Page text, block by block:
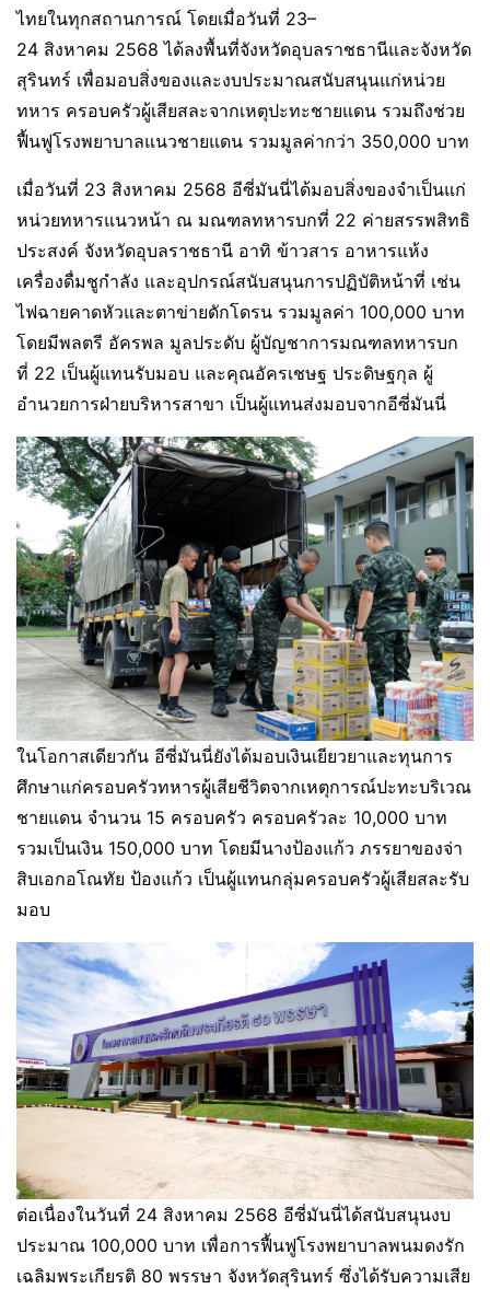
ไทยในทุกสถานการณ์ โดยเมื่อวันที่ 23–
24 สิงหาคม 2568 ได้ลงพื้นที่จังหวัดอุบลราชธานีและจังหวัด
สุรินทร์ เพื่อมอบสิ่งของและงบประมาณสนับสนุนแก่หน่วย
ทหาร ครอบครัวผู้เสียสละจากเหตุปะทะชายแดน รวมถึงช่วย
ฟื้นฟูโรงพยาบาลแนวชายแดน รวมมูลค่ากว่า 350,000 บาท
เมื่อวันที่ 23 สิงหาคม 2568 อีซี่มันนี่ได้มอบสิ่งของจำเป็นแก่
หน่วยทหารแนวหน้า ณ มณฑลทหารบกที่ 22 ค่ายสรรพสิทธิ
ประสงค์ จังหวัดอุบลราชธานี อาทิ ข้าวสาร อาหารแห้ง
เครื่องดื่มชูกำลัง และอุปกรณ์สนับสนุนการปฏิบัติหน้าที่ เช่น
ไฟฉายคาดหัวและตาข่ายดักโดรน รวมมูลค่า 100,000 บาท
โดยมีพลตรี อัครพล มูลประดับ ผู้บัญชาการมณฑลทหารบก
ที่ 22 เป็นผู้แทนรับมอบ และคุณอัครเชษฐ ประดิษฐกุล ผู้
อำนวยการฝ่ายบริหารสาขา เป็นผู้แทนส่งมอบจากอีซี่มันนี่
ในโอกาสเดียวกัน อีซี่มันนี่ยังได้มอบเงินเยียวยาและทุนการ
ศึกษาแก่ครอบครัวทหารผู้เสียชีวิตจากเหตุการณ์ปะทะบริเวณ
ชายแดน จำนวน 15 ครอบครัว ครอบครัวละ 10,000 บาท
รวมเป็นเงิน 150,000 บาท โดยมีนางป้องแก้ว ภรรยาของจ่า
สิบเอกอโณทัย ป้องแก้ว เป็นผู้แทนกลุ่มครอบครัวผู้เสียสละรับ
มอบ
ต่อเนื่องในวันที่ 24 สิงหาคม 2568 อีซี่มันนี่ได้สนับสนุนงบ
ประมาณ 100,000 บาท เพื่อการฟื้นฟูโรงพยาบาลพนมดงรัก
เฉลิมพระเกียรติ 80 พรรษา จังหวัดสุรินทร์ ซึ่งได้รับความเสีย